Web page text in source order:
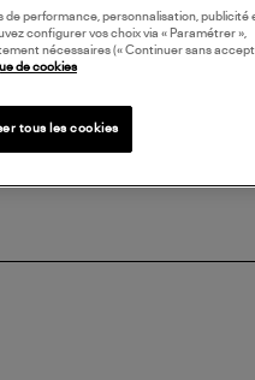
Collections
de performance, personnalisation, publicité
configurer vos choix via « Paramétrer »,
nécessaires (« Continuer sans
de cookies
tous les cookies